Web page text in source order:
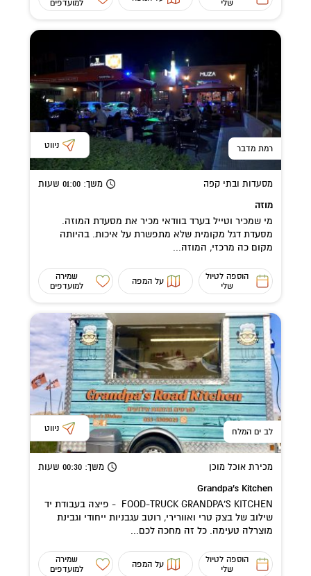
שלי
למועדפים
רמת מדבר ניווט
מסעדות ובתי קפה משך: 01:00 שעות
מוזה
מי שמכיר וטייל בערד בוודאי מכיר את מסעדת המוזה.
מסעדת דגל מקומית שלא מתפשרת על איכות. בהיותה
מקום כה מרכזי, המוזה...
הוספה לטיול
שלי
על המפה
שמירה
למועדפים
לב ים המלח ניווט
מכירת אוכל מוכן משך: 00:30 שעות
Grandpa's Kitchen
FOOD-TRUCK GRANDPA'S KITCHEN - פיצה בעבודת יד
שילוב של בצק טרי ואוורירי, רוטב עגבניות ייחודי וגבינת
מוצרלה טעימה. כל זה מחכה לכם...
הוספה לטיול
שלי
על המפה
שמירה
למועדפים